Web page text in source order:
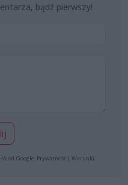
bądź pierwszy!
od Google: Prywatność | Warunki